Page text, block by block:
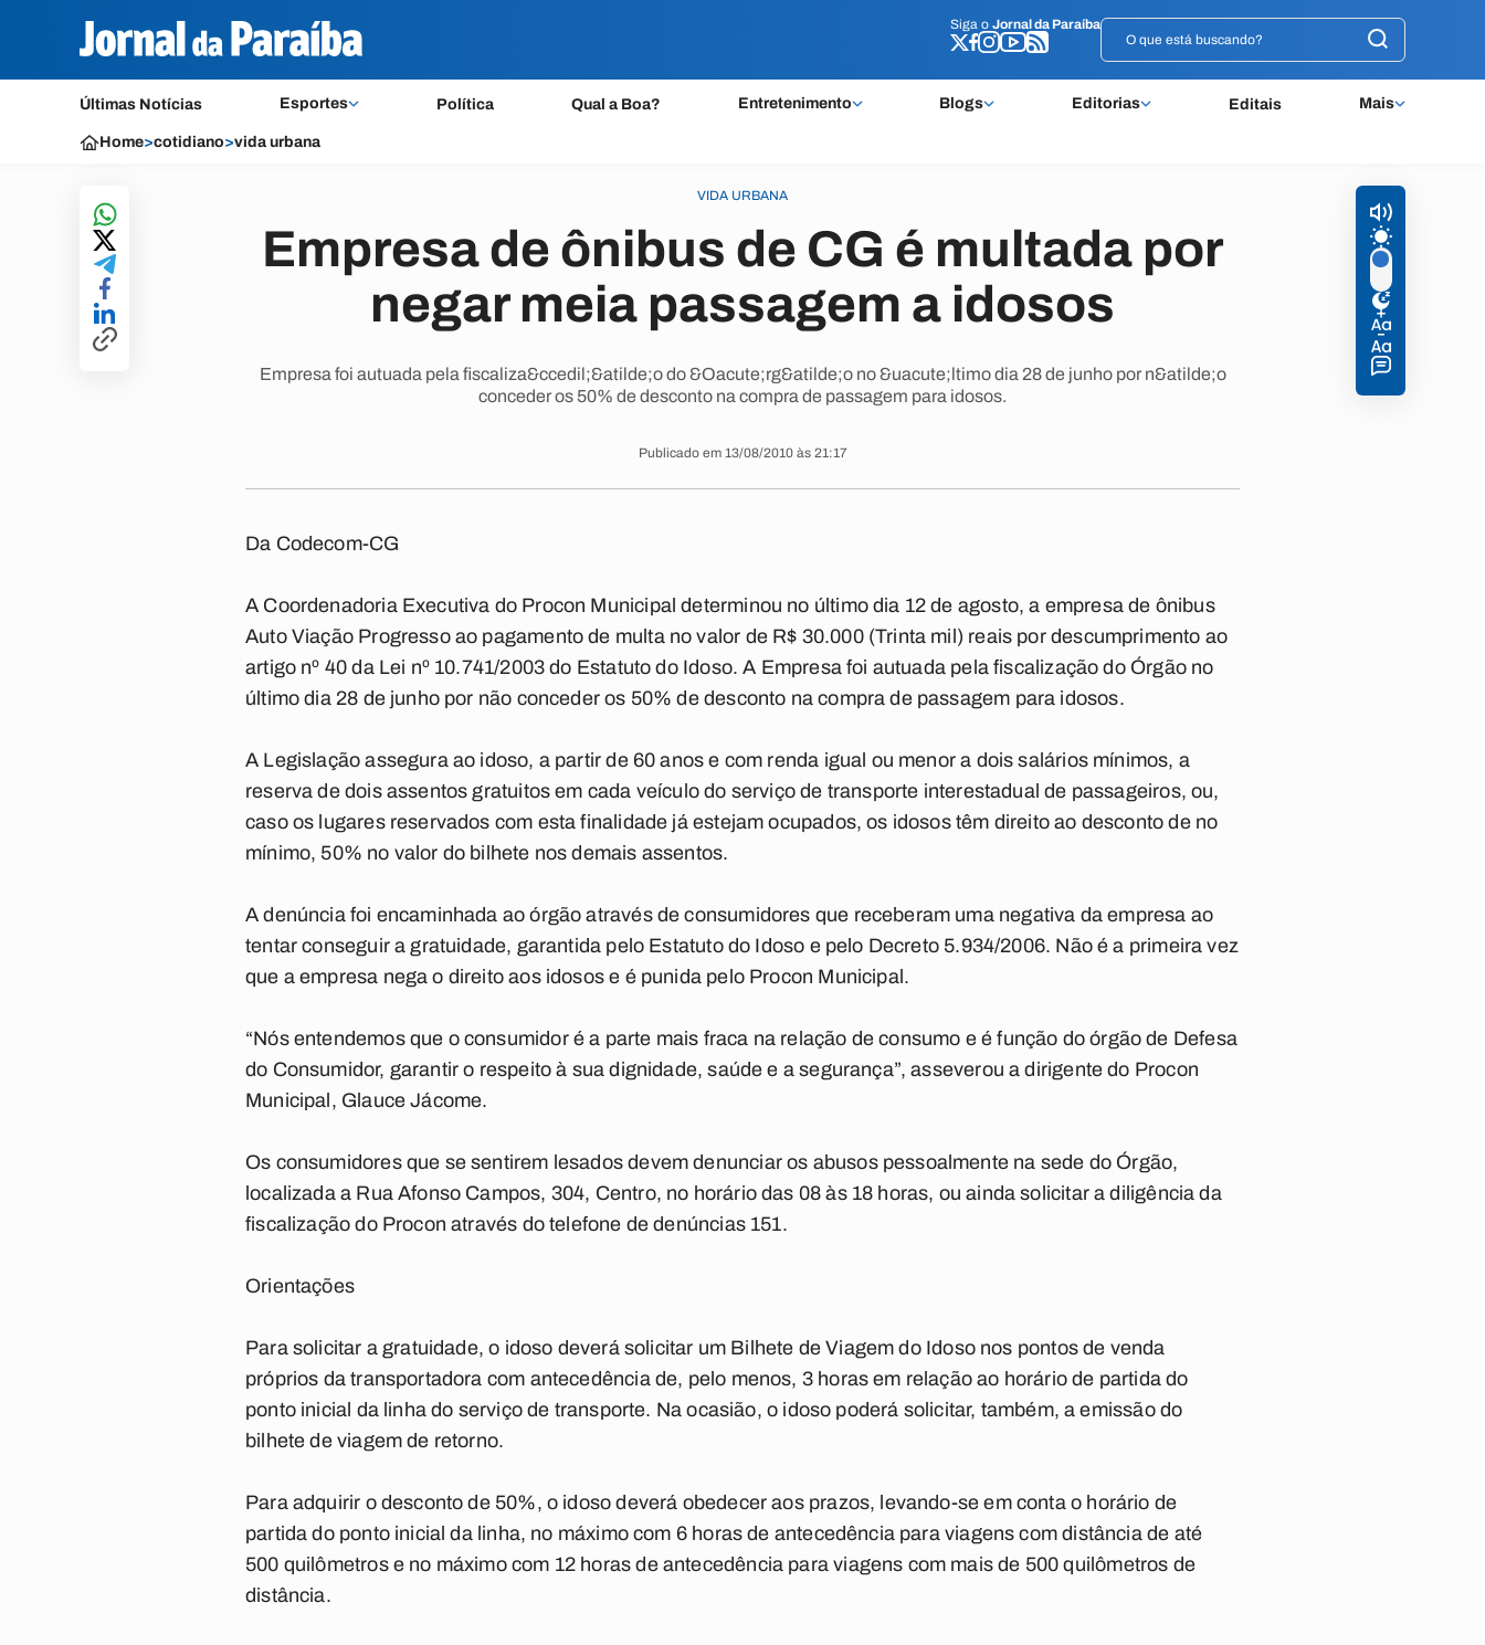
Siga o Jornal da Paraíba
Últimas Notícias Esportes Política Qual a Boa? Entretenimento Blogs Editorias Editais Mais
Siga o Jornal da Paraíba
Home>cotidiano>vida urbana
VIDA URBANA
Empresa de ônibus de CG é multada por
negar meia passagem a idosos
Empresa foi autuada pela fiscaliza&ccedil;&atilde;o do &Oacute;rg&atilde;o no &uacute;ltimo dia 28 de junho por n&atilde;o
conceder os 50% de desconto na compra de passagem para idosos.
Publicado em 13/08/2010 às 21:17
Da Codecom-CG
A Coordenadoria Executiva do Procon Municipal determinou no último dia 12 de agosto, a empresa de ônibus
Auto Viação Progresso ao pagamento de multa no valor de R$ 30.000 (Trinta mil) reais por descumprimento ao
artigo nº 40 da Lei nº 10.741/2003 do Estatuto do Idoso. A Empresa foi autuada pela fiscalização do Órgão no
último dia 28 de junho por não conceder os 50% de desconto na compra de passagem para idosos.
A Legislação assegura ao idoso, a partir de 60 anos e com renda igual ou menor a dois salários mínimos, a
reserva de dois assentos gratuitos em cada veículo do serviço de transporte interestadual de passageiros, ou,
caso os lugares reservados com esta finalidade já estejam ocupados, os idosos têm direito ao desconto de no
mínimo, 50% no valor do bilhete nos demais assentos.
A denúncia foi encaminhada ao órgão através de consumidores que receberam uma negativa da empresa ao
tentar conseguir a gratuidade, garantida pelo Estatuto do Idoso e pelo Decreto 5.934/2006. Não é a primeira vez
que a empresa nega o direito aos idosos e é punida pelo Procon Municipal.
“Nós entendemos que o consumidor é a parte mais fraca na relação de consumo e é função do órgão de Defesa
do Consumidor, garantir o respeito à sua dignidade, saúde e a segurança”, asseverou a dirigente do Procon
Municipal, Glauce Jácome.
Os consumidores que se sentirem lesados devem denunciar os abusos pessoalmente na sede do Órgão,
localizada a Rua Afonso Campos, 304, Centro, no horário das 08 às 18 horas, ou ainda solicitar a diligência da
fiscalização do Procon através do telefone de denúncias 151.
Orientações
Para solicitar a gratuidade, o idoso deverá solicitar um Bilhete de Viagem do Idoso nos pontos de venda
próprios da transportadora com antecedência de, pelo menos, 3 horas em relação ao horário de partida do
ponto inicial da linha do serviço de transporte. Na ocasião, o idoso poderá solicitar, também, a emissão do
bilhete de viagem de retorno.
Para adquirir o desconto de 50%, o idoso deverá obedecer aos prazos, levando-se em conta o horário de
partida do ponto inicial da linha, no máximo com 6 horas de antecedência para viagens com distância de até
500 quilômetros e no máximo com 12 horas de antecedência para viagens com mais de 500 quilômetros de
distância.